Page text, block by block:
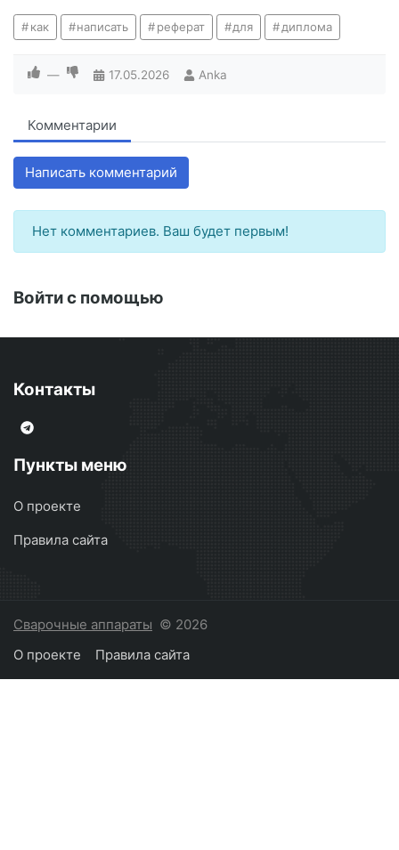
как написать реферат для диплома
— 17.05.2026 Anka
Комментарии
Написать комментарий
Нет комментариев. Ваш будет первым!
Войти с помощью
Контакты
Пункты меню
О проекте
Правила сайта
Сварочные аппараты © 2026
О проекте
Правила сайта